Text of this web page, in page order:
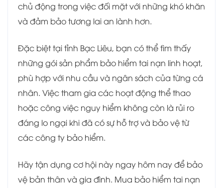
chủ động trong việc đối mặt với những khó khăn
và đảm bảo tương lai an lành hơn.
Đặc biệt tại tỉnh Bạc Liêu, bạn có thể tìm thấy
những gói sản phẩm bảo hiểm tai nạn linh hoạt,
phù hợp với nhu cầu và ngân sách của từng cá
nhân. Việc tham gia các hoạt động thể thao
hoặc công việc nguy hiểm không còn là rủi ro
đáng lo ngại khi đã có sự hỗ trợ và bảo vệ từ
các công ty bảo hiểm.
Hãy tận dụng cơ hội này ngay hôm nay để bảo
vệ bản thân và gia đình. Mua bảo hiểm tai nạn